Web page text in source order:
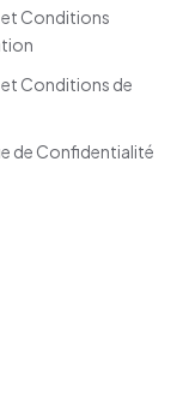
et Conditions
et Conditions de
de Confidentialité